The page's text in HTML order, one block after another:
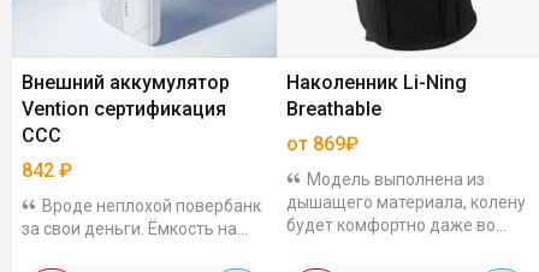
Внешний аккумулятор
Vention сертификация
CCC
842 ₽
Вроде неплохой повербанк
за свои деньги. Ёмкость на
Наколенник Li-Ning
Breathable
от 869₽
Модель выполнена из
дышащего материала, колену
будет комфортно даже во